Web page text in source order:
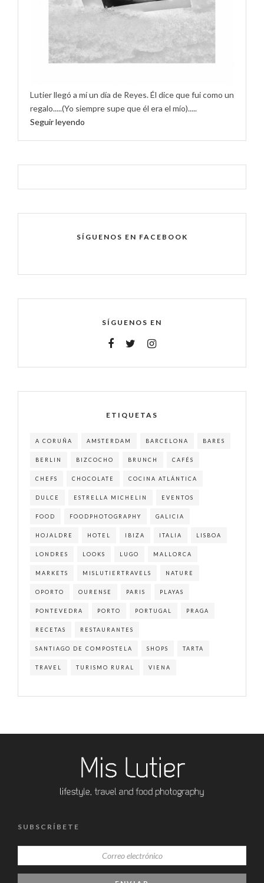
Lutier llegó a mí un día de Reyes. Él dice que fui como un
regalo.....(Yo siempre supe que él era el mío).....
Seguir leyendo
SÍGUENOS EN FACEBOOK
SÍGUENOS EN
ETIQUETAS
A CORUÑA AMSTERDAM BARCELONA BARES
BERLIN BIZCOCHO BRUNCH CAFÉS
CHEFS CHOCOLATE COCINA ATLÁNTICA
DULCE ESTRELLA MICHELIN EVENTOS
FOOD FOODPHOTOGRAPHY GALICIA
HOJALDRE HOTEL IBIZA ITALIA LISBOA
LONDRES LOOKS LUGO MALLORCA
MARKETS MISLUTIERTRAVELS NATURE
OPORTO OURENSE PARIS PLAYAS
PONTEVEDRA PORTO PORTUGAL PRAGA
RECETAS RESTAURANTES
SANTIAGO DE COMPOSTELA SHOPS TARTA
TRAVEL TURISMO RURAL VIENA
SUBSCRÍBETE